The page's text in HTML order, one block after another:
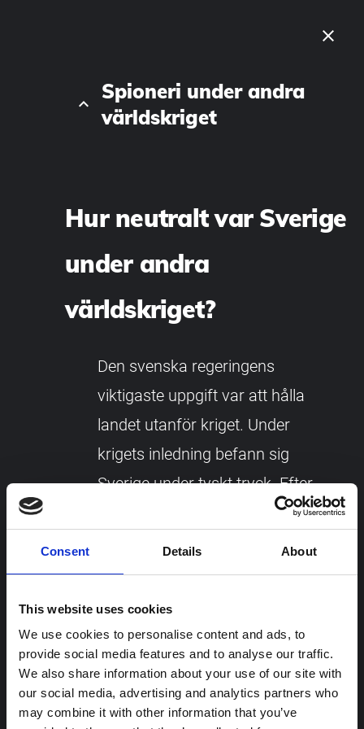
Consent Details About
This website uses cookies
We use cookies to personalise content and ads, to
provide social media features and to analyse our traffic.
We also share information about your use of our site with
our social media, advertising and analytics partners who
may combine it with other information that you’ve
close
keyboard_arrow_up
Spioneri under andra
världskriget
Hur neutralt var Sverige
under andra
världskriget?
Den svenska regeringens
viktigaste uppgift var att hålla
landet utanför kriget. Under
krigets inledning befann sig
Sverige under tyskt tryck. Efter
långa diskussioner och stor
tvekan gick den svenska
regeringen med på den så
kallade permittenttrafiken. Det
innebar att tyska soldater i Norge
som skulle hem på permission
fick åka genom Sverige. Totalt
transporterade Tyskland mer än